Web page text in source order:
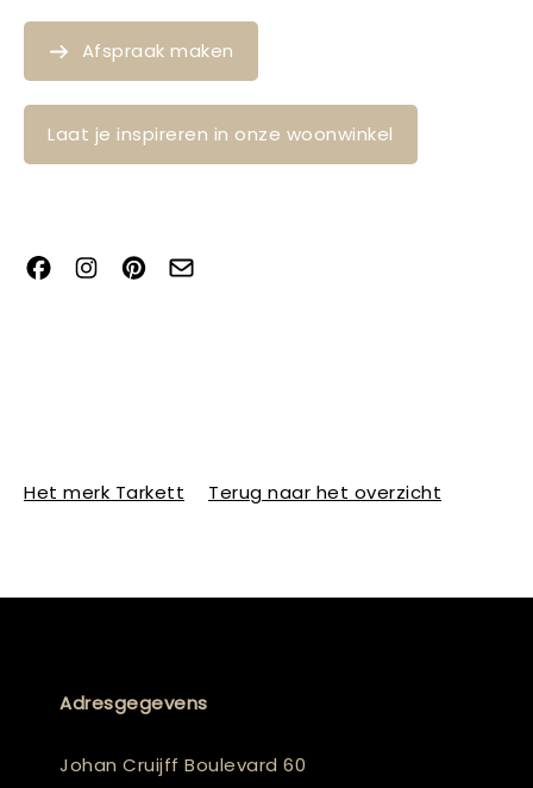
Afspraak maken
Laat je inspireren in onze woonwinkel
Het merk Tarkett Terug naar het overzicht
Adresgegevens
Johan Cruijff Boulevard 60